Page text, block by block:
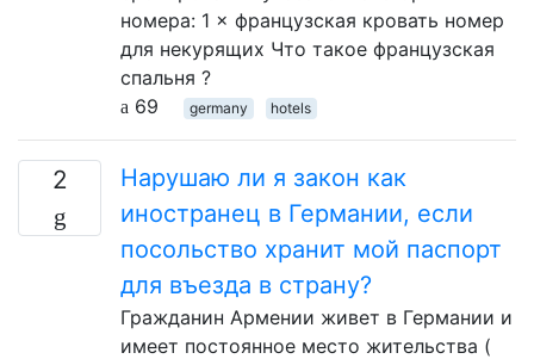
номера: 1 × французская кровать номер
для некурящих Что такое французская
спальня ?
69
germany hotels
2
Нарушаю ли я закон как
иностранец в Германии, если
посольство хранит мой паспорт
для въезда в страну?
Гражданин Армении живет в Германии и
имеет постоянное место жительства (